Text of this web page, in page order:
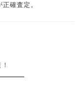
確査定。